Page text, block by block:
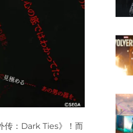
传：Dark Ties》！而